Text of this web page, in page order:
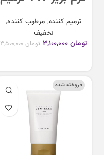
کننده دکتر آلتیا
Dr.Althea 147
Barrier Cream
ترمیم کننده, مرطوب کننده,
تخفیف
۳,۵۰۰,۰۰۰ تومان ۳,۱۰۰,۰۰۰ تومان
فروخته شده